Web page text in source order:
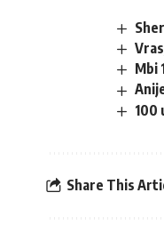
Mbi
100
Share This